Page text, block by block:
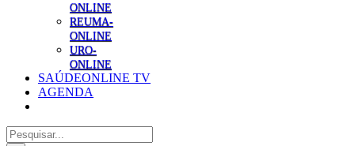
ONLINE
REUMA-
ONLINE
URO-
ONLINE
SAÚDEONLINE TV
AGENDA
Pesquisar